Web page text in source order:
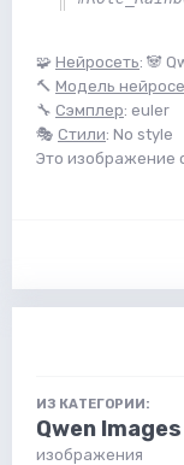
🧩 Нейросеть: 🐼
🔨 Модель
🔧 Сэмплер: euler
🎭 Стили: No style
Это изображение
ИЗ КАТЕГОРИИ:
Qwen
изображения